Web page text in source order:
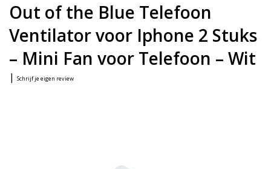
Out of the Blue Telefoon
Ventilator voor Iphone 2 Stuks
– Mini Fan voor Telefoon – Wit
| Schrijf je eigen review